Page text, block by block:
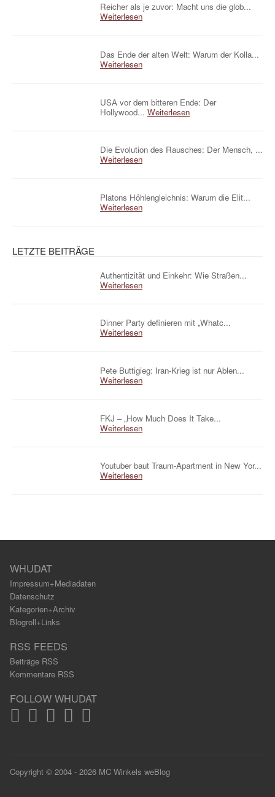
Reicher als je zuvor: Macht uns die glob...
Weiterlesen
Das Ende der alten Welt: Warum der Kolla...
Weiterlesen
USA vor dem bitteren Ende: Der
Hollywood... Weiterlesen
Die Evolution des Rausches: Der Mensch, ...
Weiterlesen
Platons Höhlengleichnis: Warum die Elit...
Weiterlesen
LETZTE BEITRÄGE
Authentizität und Einkehr: Wie Straßen...
Weiterlesen
Dinner Party definieren mit „Whatc...
Weiterlesen
Pete Buttigieg: Iran-Krieg ist nur Ablen...
Weiterlesen
FKJ – „How Much Does It Take...
Weiterlesen
Youtuber baut Traum-Apartment in New Yor...
Weiterlesen
WHUDAT
Impressum+Mediadaten
Datenschutz
Kategorien+Archiv
Blogroll+Links
RSS FEEDS
Beiträge RSS
Kommentare RSS
FOLLOW WHUDAT
Copyright © 2004 - 2026 MC Winkels weBlog